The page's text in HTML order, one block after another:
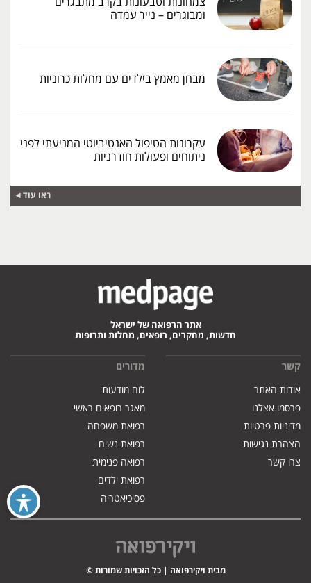
ומבוגרים – נייר עמדה
מבחן מאמץ בילדים עם מחלות כרוניות
עקרונות הטיפול האנטיביוטי המניעתי לפני
ניתוחים ופעולות חודרניות
ראו עוד
אתר הרפואה של ישראל
חדשות, מחקרים, רופאים, מחלות ותרופות
קשר
אודות האתר
פרסמו אצלנו
מדיניות פרטיות
הצהרת נגישות
צרו קשר
מדורים
לוח מודעות
מאגר רופאים ראשי
רפואת משפחה
רפואת נשים
רפואה פנימית
רפואת ילדים
פסיכיאטריה
מבית ויקירפואה | כל הזכויות שמורות ©